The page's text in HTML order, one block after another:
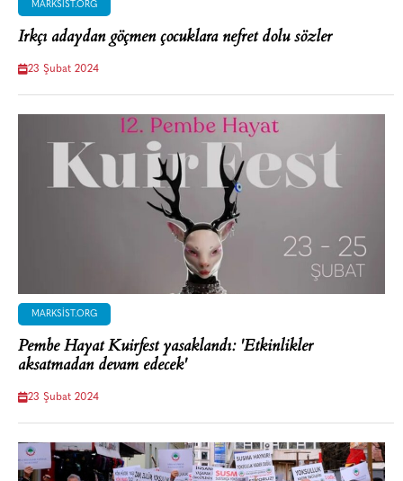
MARKSIST.ORG
Irkçı adaydan göçmen çocuklara nefret dolu sözler
23 Şubat 2024
MARKSIST.ORG
Pembe Hayat Kuirfest yasaklandı: 'Etkinlikler
aksatmadan devam edecek'
23 Şubat 2024